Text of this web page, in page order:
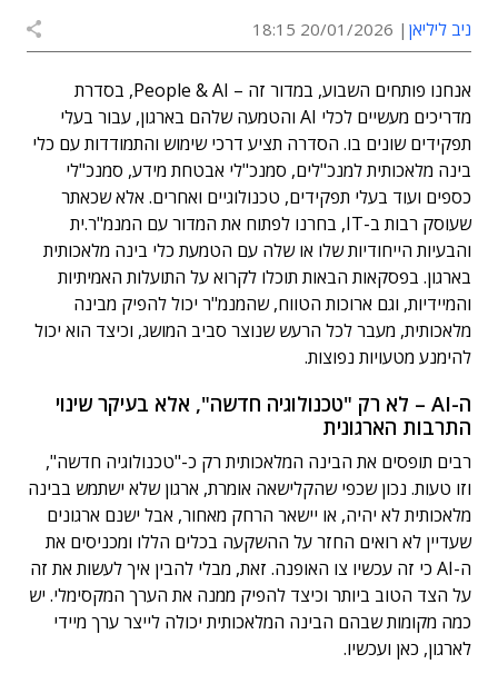
ניב ליליאן 20/01/2026 18:15
אנחנו פותחים השבוע, במדור זה – People & AI, בסדרת
מדריכים מעשיים לכלי AI והטמעה שלהם בארגון, עבור בעלי
תפקידים שונים בו. הסדרה תציע דרכי שימוש והתמודדות עם כלי
בינה מלאכותית למנכ"לים, סמנכ"לי אבטחת מידע, סמנכ"לי
כספים ועוד בעלי תפקידים, טכנולוגיים ואחרים. אלא שכאתר
שעוסק רבות ב-IT, בחרנו לפתוח את המדור עם המנמ"ר.ית
והבעיות הייחודיות שלו או שלה עם הטמעת כלי בינה מלאכותית
בארגון. בפסקאות הבאות תוכלו לקרוא על התועלות האמיתיות
והמיידיות, וגם ארוכות הטווח, שהמנמ"ר יכול להפיק מבינה
מלאכותית, מעבר לכל הרעש שנוצר סביב המושג, וכיצד הוא יכול
להימנע מטעויות נפוצות.
ה-AI – לא רק "טכנולוגיה חדשה", אלא בעיקר שינוי
התרבות הארגונית
רבים תופסים את הבינה המלאכותית רק כ-"טכנולוגיה חדשה",
וזו טעות. נכון שכפי שהקלישאה אומרת, ארגון שלא ישתמש בבינה
מלאכותית לא יהיה, או יישאר הרחק מאחור, אבל ישנם ארגונים
שעדיין לא רואים החזר על ההשקעה בכלים הללו ומכניסים את
ה-AI כי זה עכשיו צו האופנה. זאת, מבלי להבין איך לעשות את זה
על הצד הטוב ביותר וכיצד להפיק ממנה את הערך המקסימלי. יש
כמה מקומות שבהם הבינה המלאכותית יכולה לייצר ערך מיידי
לארגון, כאן ועכשיו.